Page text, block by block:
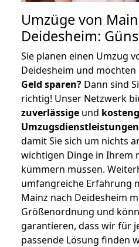
Umzüge von
Deidesheim:
Sie planen einen Umzug
Deidesheim und
Geld sparen? Dann sind
richtig! Unser Netzwerk
zuverlässige und
Umzugsdienstleistungen
damit Sie sich um nichts
wichtigen Dinge in Ihrem
kümmern müssen.
umfangreiche Erfahrung
Mainz nach Deidesheim
Größenordnung und
garantieren, dass wir für
passende Lösung finden